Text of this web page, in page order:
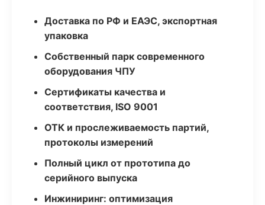
Доставка по РФ и ЕАЭС, экспортная
упаковка
Собственный парк современного
оборудования ЧПУ
Сертификаты качества и
соответствия, ISO 9001
ОТК и прослеживаемость партий,
протоколы измерений
Полный цикл от прототипа до
серийного выпуска
Инжиниринг: оптимизация